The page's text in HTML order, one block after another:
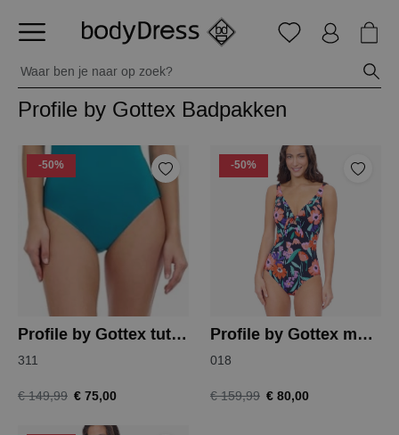
Profile by Gottex Badpakken
-50%
Profile by Gottex tutti frutti badpak
311
€ 149,99 € 75,00
-50%
Profile by Gottex marguerite badpak
018
€ 159,99 € 80,00